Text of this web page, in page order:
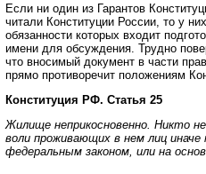
Если ни один из Гарантов
читали Конституции России, то у
обязанности которых входит
имени для обсуждения. Трудно
что вносимый документ в части
прямо противоречит положениям
Конституция РФ. Статья 25
Жилище неприкосновенно. Никто
воли проживающих в нем лиц иначе
федеральным законом, или на